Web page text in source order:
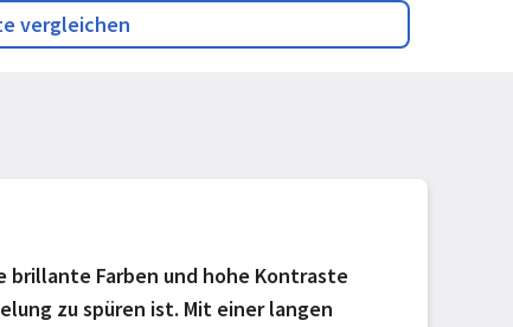
vergleichen
brillante Farben und hohe Kontraste
zu spüren ist. Mit einer langen